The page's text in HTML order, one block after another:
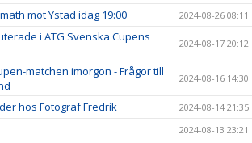
mot Ystad idag 19:00 2024-08-26 08:11
i ATG Svenska Cupens
2024-08-17 20:12
matchen imorgon - Frågor till
2024-08-16 14:30
hos Fotograf Fredrik
2024-08-14 21:35
2024-08-13 23:21